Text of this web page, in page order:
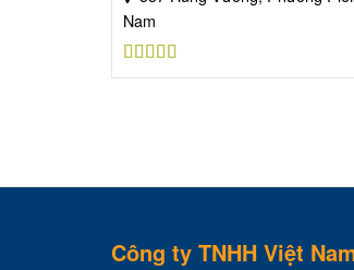
Nam
Được xếp
Công ty TNHH Việt